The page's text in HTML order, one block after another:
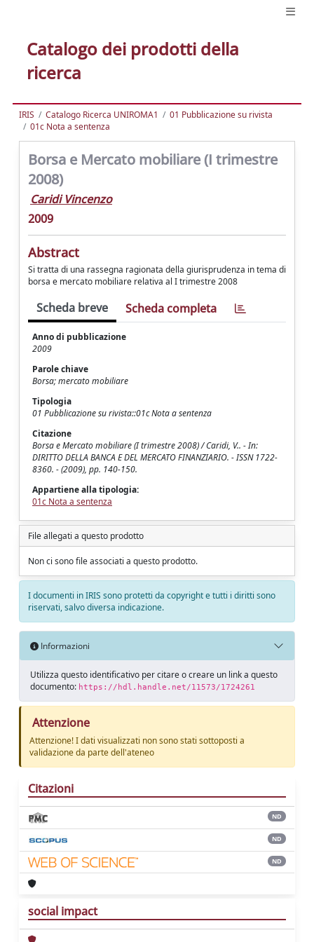
Catalogo dei prodotti della
ricerca
IRIS Catalogo Ricerca UNIROMA1
01 Pubblicazione su rivista
01c Nota a sentenza
Borsa e Mercato mobiliare (I trimestre
2008)
Caridi Vincenzo
2009
Abstract
Si tratta di una rassegna ragionata della giurisprudenza in tema di
borsa e mercato mobiliare relativa al I trimestre 2008
Scheda breve Scheda completa
Anno di pubblicazione
2009
Parole chiave
Borsa; mercato mobiliare
Tipologia
01 Pubblicazione su rivista::01c Nota a sentenza
Citazione
Borsa e Mercato mobiliare (I trimestre 2008) / Caridi, V.. - In:
DIRITTO DELLA BANCA E DEL MERCATO FINANZIARIO. - ISSN 1722-
8360. - (2009), pp. 140-150.
Appartiene alla tipologia:
01c Nota a sentenza
File allegati a questo prodotto
Non ci sono file associati a questo prodotto.
I documenti in IRIS sono protetti da copyright e tutti i diritti sono
riservati, salvo diversa indicazione.
Informazioni
Utilizza questo identificativo per citare o creare un link a questo
documento: https://hdl.handle.net/11573/1724261
Attenzione
Attenzione! I dati visualizzati non sono stati sottoposti a
validazione da parte dell'ateneo
Citazioni
ND
ND
ND
social impact